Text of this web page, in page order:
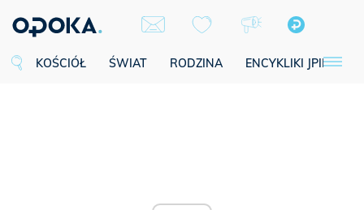
KOŚCIÓŁ ŚWIAT RODZINA ENCYKLIKI JPII